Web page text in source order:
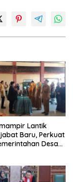
Lantik
Baru, Perkuat
Desa